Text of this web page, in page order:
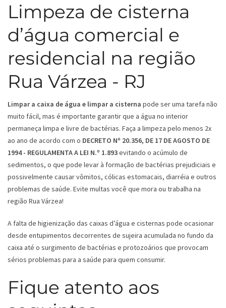
Limpeza de cisterna
d’água comercial e
residencial na região
Rua Várzea - RJ
Limpar a caixa de água e limpar a cisterna pode ser uma tarefa não
muito fácil, mas é importante garantir que a água no interior
permaneça limpa e livre de bactérias. Faça a limpeza pelo menos 2x
ao ano de acordo com o DECRETO Nº 20.356, DE 17 DE AGOSTO DE
1994 - REGULAMENTA A LEI N.º 1.893evitando o acúmulo de
sedimentos, o que pode levar à formação de bactérias prejudiciais e
possivelmente causar vômitos, cólicas estomacais, diarréia e outros
problemas de saúde. Evite multas você que mora ou trabalha na
região Rua Várzea!
A falta de higienização das caixas d’água e cisternas pode ocasionar
desde entupimentos decorrentes de sujeira acumulada no fundo da
caixa até o surgimento de bactérias e protozoários que provocam
sérios problemas para a saúde para quem consumir.
Fique atento aos